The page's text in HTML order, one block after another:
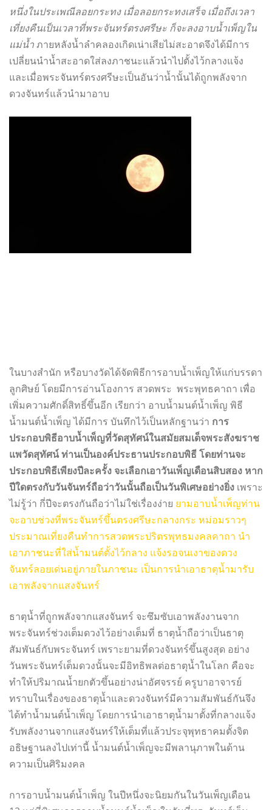
หนึ่งในประเพณีลอยกระทง เมื่อลอยกระทงเสร็จ เมื่อถึงเวลา
เที่ยงคืนเป็นเวลาที่พระจันทร์ตรงศรีษะ ก็จะลงอาบน้ำเพ็ญใน
แม่น้ำภายหลังน้ำลำคลองเกิดเน่าเสียไม่สะอาดจึงได้มีการ
เปลี่ยนนำน้ำสะอาดใส่ลงภาชนะแล้วนำไปตั้งไว้กลางแจ้ง
และเมื่อพระจันทร์ตรงศรีษะเป็นอันว่าน้ำนั้นได้ถูกพลังจาก
ดวงจันทร์แล้วนำมาอาบ
ในบางสำนัก หรือบางวัดได้จัดพิธีการอาบน้ำเพ็ญให้แก่บรรดา
ลูกศิษย์ โดยมีการอ่านโองการ สวดพระ พระพุทธคาถา เพื่อ
เพิ่มความศักดิ์สิทธิ์ขึ้นอีก เรียกว่า อาบน้ำมนต์น้ำเพ็ญ พิธี
น้ำมนต์น้ำเพ็ญ ได้มีการ บันทึกไว้เป็นหลักฐานว่า การ
ประกอบพิธีอาบน้ำเพ็ญที่วัดสุทัศน์ในสมัยสมเด็จพระสังฆราช
แพวัดสุทัศน์ ท่านเป็นองค์ประธานประกอบพิธี โดยท่านจะ
ประกอบพิธีเพียงปีละครั้ง จะเลือกเอาวันเพ็ญเดือนสิบสอง หาก
ปีใดตรงกับวันจันทร์ถือว่าวันนั้นถือเป็นวันพิเศษอย่างยิ่ง เพราะ
ไม่รู้ว่า กี่ปีจะตรงกันถือว่าไม่ใช่เรื่องง่าย ยามอาบน้ำเพ็ญท่าน
จะอาบช่วงที่พระจันทร์ขึ้นตรงศรีษะกลางกระ หม่อมราวๆ
ประมาณเที่ยงคืนทำการสวดพระปริตรพุทธมงคลคาถา นำ
เอาภาชนะที่ใส่น้ำมนต์ตั้งไว้กลาง แจ้งรอจนเงาของดวง
จันทร์ลอยเด่นอยู่ภายในภาชนะ เป็นการนำเอาธาตุน้ำมารับ
เอาพลังจากแสงจันทร์
ธาตุน้ำที่ถูกพลังจากแสงจันทร์ จะซึมซับเอาพลังงานจาก
พระจันทร์ช่วงเต็มดวงไว้อย่างเต็มที่ ธาตุน้ำถือว่าเป็นธาตุ
สัมพันธ์กับพระจันทร์ เพราะยามที่ดวงจันทร์ขึ้นสูงสุด อย่าง
วันพระจันทร์เต็มดวงนั้นจะมีอิทธิพลต่อธาตุน้ำในโลก คือจะ
ทำให้ปริมาณน้ำยกตัวขึ้นอย่างน่าอัศจรรย์ ครูบาอาจารย์
ทราบในเรื่องของธาตุน้ำและดวงจันทร์มีความสัมพันธ์กันจึง
ได้ทำน้ำมนต์น้ำเพ็ญ โดยการนำเอาธาตุน้ำมาตั้งที่กลางแจ้ง
รับพลังงานจากแสงจันทร์ให้เต็มที่แล้วประจุพุทธาคมตั้งจิต
อธิษฐานลงไปเท่านี้ น้ำมนต์น้ำเพ็ญจะมีพลานุภาพในด้าน
ความเป็นศิริมงคล
การอาบน้ำมนต์น้ำเพ็ญ ในปีหนึ่งจะนิยมกันในวันเพ็ญเดือน